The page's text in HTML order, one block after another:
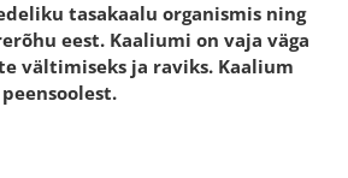
tasakaalu organismis ning
eest. Kaaliumi on vaja väga
vältimiseks ja raviks. Kaalium